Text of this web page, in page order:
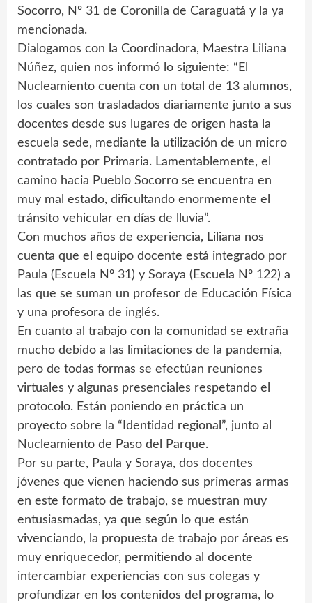
Socorro, Nº 31 de Coronilla de Caraguatá y la ya
mencionada.
Dialogamos con la Coordinadora, Maestra Liliana
Núñez, quien nos informó lo siguiente: “El
Nucleamiento cuenta con un total de 13 alumnos,
los cuales son trasladados diariamente junto a sus
docentes desde sus lugares de origen hasta la
escuela sede, mediante la utilización de un micro
contratado por Primaria. Lamentablemente, el
camino hacia Pueblo Socorro se encuentra en
muy mal estado, dificultando enormemente el
tránsito vehicular en días de lluvia”.
Con muchos años de experiencia, Liliana nos
cuenta que el equipo docente está integrado por
Paula (Escuela Nº 31) y Soraya (Escuela Nº 122) a
las que se suman un profesor de Educación Física
y una profesora de inglés.
En cuanto al trabajo con la comunidad se extraña
mucho debido a las limitaciones de la pandemia,
pero de todas formas se efectúan reuniones
virtuales y algunas presenciales respetando el
protocolo. Están poniendo en práctica un
proyecto sobre la “Identidad regional”, junto al
Nucleamiento de Paso del Parque.
Por su parte, Paula y Soraya, dos docentes
jóvenes que vienen haciendo sus primeras armas
en este formato de trabajo, se muestran muy
entusiasmadas, ya que según lo que están
vivenciando, la propuesta de trabajo por áreas es
muy enriquecedor, permitiendo al docente
intercambiar experiencias con sus colegas y
profundizar en los contenidos del programa, lo